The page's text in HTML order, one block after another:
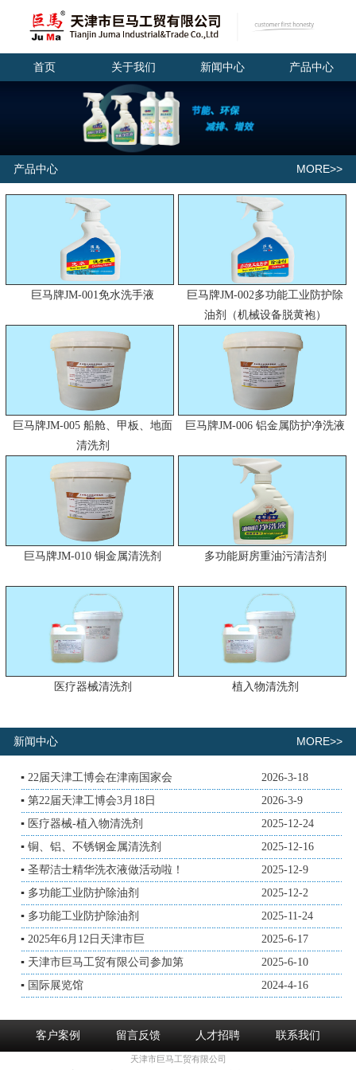
首页 关于我们 新闻中心 产品中心
产品中心 MORE>>
巨马牌JM-001免水洗手液
巨马牌JM-002多功能工业防护除
油剂（机械设备脱黄袍）
巨马牌JM-005 船舱、甲板、地面
清洗剂
巨马牌JM-006 铝金属防护净洗液
巨马牌JM-010 铜金属清洗剂 多功能厨房重油污清洁剂
医疗器械清洗剂 植入物清洗剂
新闻中心 MORE>>
▪ 22届天津工博会在津南国家会
2026-3-18
▪第22届天津工博会3月18日
2026-3-9
▪ 医疗器械-植入物清洗剂
2025-12-24
▪铜、铝、不锈钢金属清洗剂
2025-12-16
▪圣帮洁士精华洗衣液做活动啦！
2025-12-9
▪ 多功能工业防护除油剂
2025-12-2
▪ 多功能工业防护除油剂
2025-11-24
▪ 2025年6月12日天津市巨
2025-6-17
▪ 天津市巨马工贸有限公司参加第
2025-6-10
▪ 国际展览馆 2024-4-16
客户案例 留言反馈 人才招聘 联系我们
天津市巨马工贸有限公司